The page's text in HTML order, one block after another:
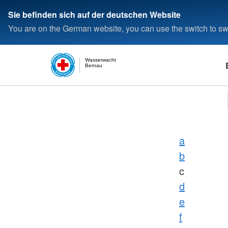
Sie befinden sich auf der deutschen Website
You are on the German website, you can use the switch to
Bernau
Wasserwacht
a
b
c
d
e
f